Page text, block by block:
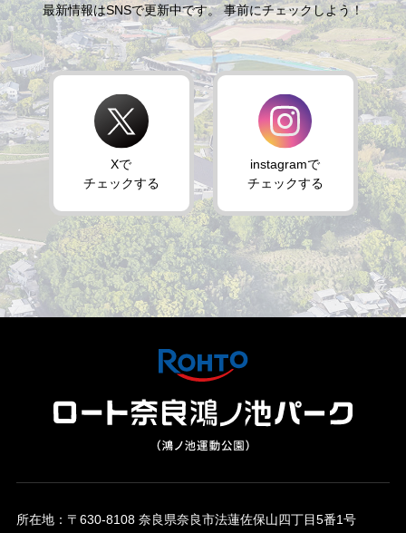
最新情報はSNSで更新中です。 事前にチェックしよう！
Xで
チェックする
instagramで
チェックする
所在地：〒630-8108 奈良県奈良市法蓮佐保山四丁目5番1号